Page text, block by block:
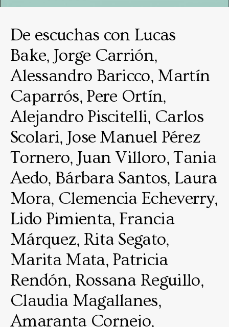
De escuchas con Lucas
Bake, Jorge Carrión,
Alessandro Baricco, Martín
Caparrós, Pere Ortín,
Alejandro Piscitelli, Carlos
Scolari, Jose Manuel Pérez
Tornero, Juan Villoro, Tania
Aedo, Bárbara Santos, Laura
Mora, Clemencia Echeverry,
Lido Pimienta, Francia
Márquez, Rita Segato,
Marita Mata, Patricia
Rendón, Rossana Reguillo,
Claudia Magallanes,
Amaranta Cornejo,